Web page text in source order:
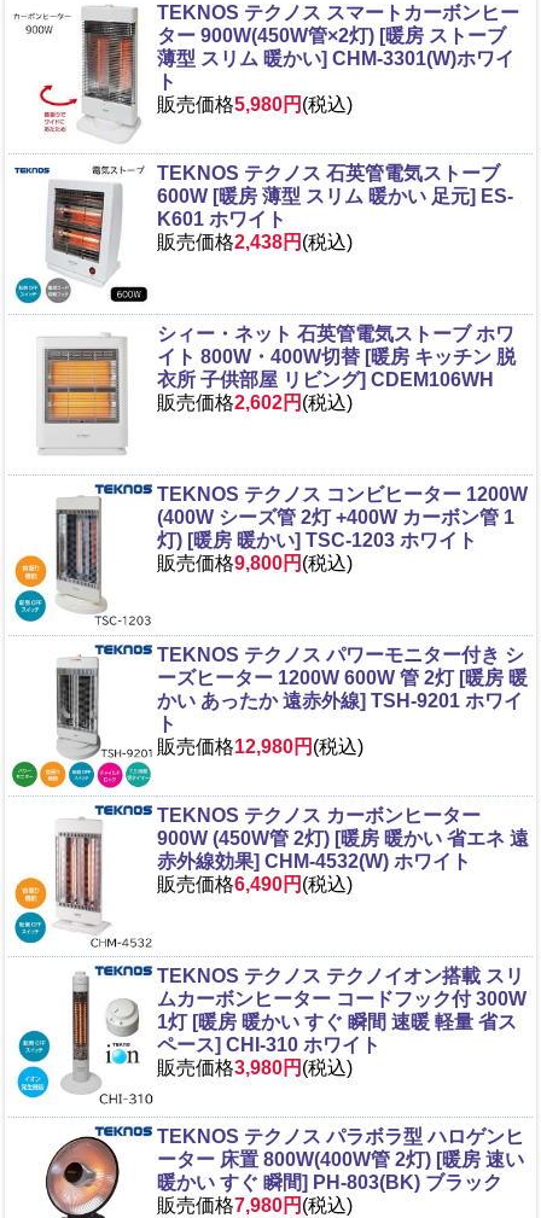
TEKNOS テクノス スマートカーボンヒー
ター 900W(450W管×2灯) [暖房 ストーブ
薄型 スリム 暖かい] CHM-3301(W)ホワイ
ト
販売価格5,980円 (税込)
TEKNOS テクノス 石英管電気ストーブ
600W [暖房 薄型 スリム 暖かい 足元] ES-
K601 ホワイト
販売価格2,438円 (税込)
シィー・ネット 石英管電気ストーブ ホワ
イト 800W・400W切替 [暖房 キッチン 脱
衣所 子供部屋 リビング] CDEM106WH
販売価格2,602円 (税込)
TEKNOS テクノス コンビヒーター 1200W
(400W シーズ管 2灯 +400W カーボン管 1
灯) [暖房 暖かい] TSC-1203 ホワイト
販売価格9,800円 (税込)
TEKNOS テクノス パワーモニター付き シ
ーズヒーター 1200W 600W 管 2灯 [暖房 暖
かい あったか 遠赤外線] TSH-9201 ホワイ
ト
販売価格12,980円 (税込)
TEKNOS テクノス カーボンヒーター
900W (450W管 2灯) [暖房 暖かい 省エネ 遠
赤外線効果] CHM-4532(W) ホワイト
販売価格6,490円 (税込)
TEKNOS テクノス テクノイオン搭載 スリ
ムカーボンヒーター コードフック付 300W
1灯 [暖房 暖かい すぐ 瞬間 速暖 軽量 省ス
ペース] CHI-310 ホワイト
販売価格3,980円 (税込)
TEKNOS テクノス パラボラ型 ハロゲンヒ
ーター 床置 800W(400W管 2灯) [暖房 速い
暖かい すぐ 瞬間] PH-803(BK) ブラック
販売価格7,980円 (税込)